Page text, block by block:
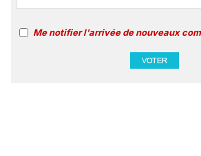
Me notifier l'arrivée de nouveaux